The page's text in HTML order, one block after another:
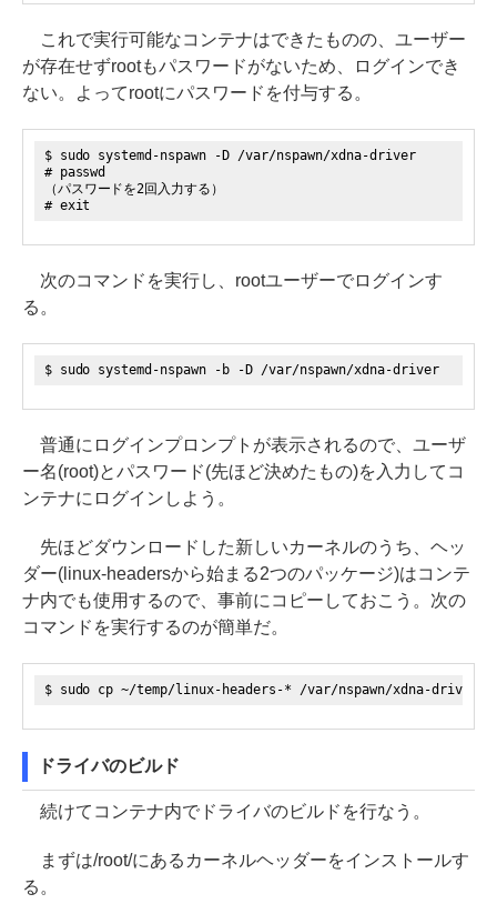
これで実行可能なコンテナはできたものの、ユーザー
が存在せずrootもパスワードがないため、ログインでき
ない。よってrootにパスワードを付与する。
$ sudo systemd-nspawn -D /var/nspawn/xdna-driver
# passwd
（パスワードを2回入力する）
# exit
次のコマンドを実行し、rootユーザーでログインす
る。
$ sudo systemd-nspawn -b -D /var/nspawn/xdna-driver
普通にログインプロンプトが表示されるので、ユーザ
ー名(root)とパスワード(先ほど決めたもの)を入力してコ
ンテナにログインしよう。
先ほどダウンロードした新しいカーネルのうち、ヘッ
ダー(linux-headersから始まる2つのパッケージ)はコンテ
ナ内でも使用するので、事前にコピーしておこう。次の
コマンドを実行するのが簡単だ。
$ sudo cp ~/temp/linux-headers-* /var/nspawn/xdna-driver/
ドライバのビルド
続けてコンテナ内でドライバのビルドを行なう。
まずは/root/にあるカーネルヘッダーをインストールす
る。